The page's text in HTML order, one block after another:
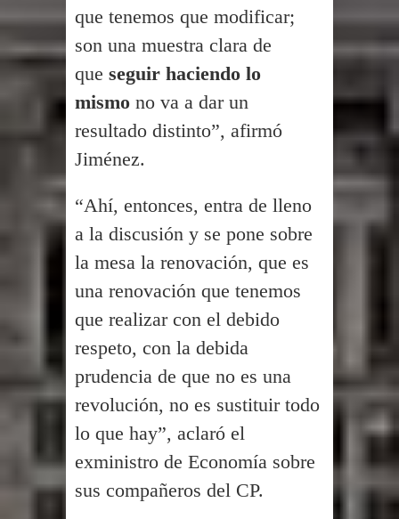
que tenemos que modificar;
son una muestra clara de
que seguir haciendo lo
mismo no va a dar un
resultado distinto”, afirmó
Jiménez.
“Ahí, entonces, entra de lleno
a la discusión y se pone sobre
la mesa la renovación, que es
una renovación que tenemos
que realizar con el debido
respeto, con la debida
prudencia de que no es una
revolución, no es sustituir todo
lo que hay”, aclaró el
exministro de Economía sobre
sus compañeros del CP.